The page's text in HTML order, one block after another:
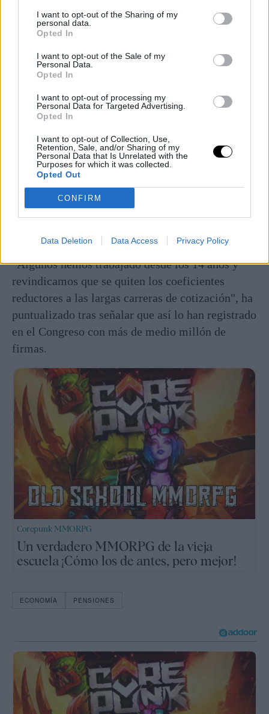
I want to opt-out of the Sharing of my
personal data.
Opted In
I want to opt-out of the Sale of my
Personal Data.
Opted In
I want to opt-out of processing my
Personal Data for Targeted Advertising.
Opted In
I want to opt-out of Collection, Use,
Retention, Sale, and/or Sharing of my
Personal Data that Is Unrelated with the
Purposes for which it was collected.
Opted Out
CONFIRM
Data Deletion Data Access Privacy Policy
afirmaban que "luchamos para las nuevas
generaciones, porque estamos en la calle por
nuestros hijos y por nuestros nietos, no por
nosotros".
Santiago Menchero, portavoz de Asociación de
Jubilados con más de 40 años cotizados,
Asjubi40, ha recordado a EFE la penalización que
"sufren como una cadena perpetua" en su pensión
las personas que han trabajado y cotizado 40 años
o más a través de los coeficientes reductores, ya
que muchos han sido expulsados del mercado
laboral antes de cumplir la edad legal de
jubilación.
"Algunos hemos trabajado desde los 14 años y
revindicamos que se quiten los coeficientes
reductores a las largas carreras de cotización", ha
puntualizado tras señalar que así lo han registrado
en el Congreso con más de medio millón de
firmas.
Corepunk MMORPG
Un verdadero MMORPG de la vieja
escuela ¡Cómo los de antes, pero mejor!
ECONOMÍA PENSIONES